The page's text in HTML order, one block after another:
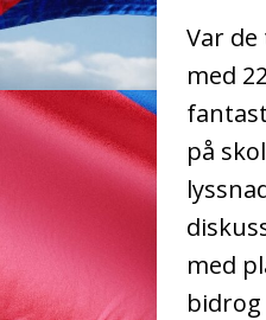
Var de
med
på
med